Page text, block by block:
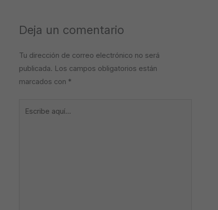
Deja un comentario
Tu dirección de correo electrónico no será
publicada. Los campos obligatorios están
marcados con *